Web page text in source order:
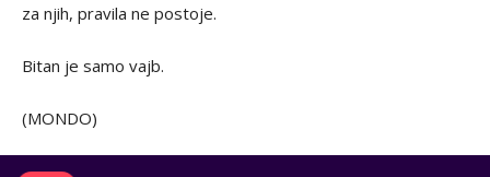
za njih, pravila ne postoje.
Bitan je samo vajb.
(MONDO)